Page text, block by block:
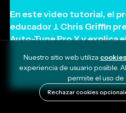
En este video tutorial, el
educador J. Chris Griffin
Auto-Tune Pro X y explica
artistas y más.
October 17, 2022
Nuestro sitio web utiliza cookies
experiencia de usuario posible.
permite el uso de
Rechazar cookies